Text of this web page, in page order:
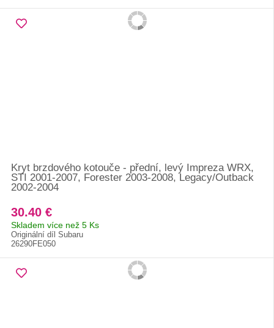
Kryt brzdového kotouče - přední, levý Impreza WRX,
STI 2001-2007, Forester 2003-2008, Legacy/Outback
2002-2004
30.40 €
Skladem více než 5 Ks
Originální díl Subaru
26290FE050